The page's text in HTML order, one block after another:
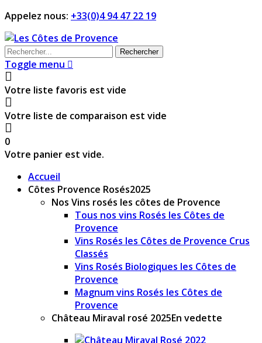
Appelez nous: +33(0)4 94 47 22 19
Rechercher
Toggle menu
Votre liste favoris est vide
Votre liste de comparaison est vide
0
Votre panier est vide.
Accueil
Côtes Provence Rosés2025
Nos Vins rosés les côtes de Provence
Tous nos vins Rosés les Côtes de
Provence
Vins Rosés les Côtes de Provence Crus
Classés
Vins Rosés Biologiques les Côtes de
Provence
Magnum vins Rosés les Côtes de
Provence
Château Miraval rosé 2025En vedette